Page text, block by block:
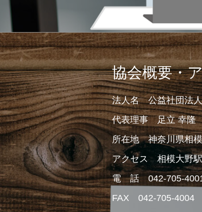
協会概要・
法人名 公益社団法
代表理事 足立 幸隆
所在地 神奈川県相
アクセス 相模大野
電 話 042-705-
FAX 042-705-4004